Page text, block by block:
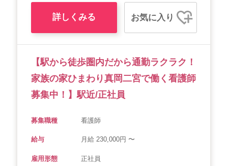
詳しくみる お気に入り
【駅から徒歩圏内だから通勤ラクラク！
家族の家ひまわり真岡二宮で働く看護師
募集中！】駅近/正社員
募集職種 看護師
給与 月給 230,000円 〜
雇用形態 正社員